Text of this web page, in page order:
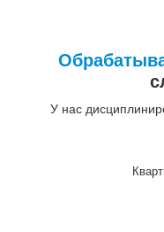
У нас